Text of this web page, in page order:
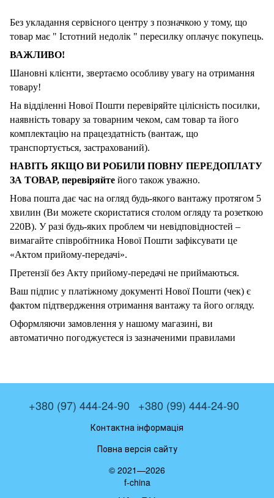
Без укладання сервісного центру з позначкою у тому, що
товар має " Істотний недолік " пересилку оплачує покупець.
ВАЖЛИВО!
Шановні клієнти, звертаємо особливу увагу на отримання
товару!
На відділенні Нової Пошти перевіряйте цілісність посилки,
наявність товару за товарним чеком, сам товар та його
комплектацію на працездатність (вантаж, що
транспортується, застрахований).
НАВІТЬ ЯКЩО ВИ РОБИЛИ ПОВНУ ПЕРЕДОПЛАТУ
ЗА ТОВАР, перевіряйте його також уважно.
Нова пошта дає час на огляд будь-якого вантажу протягом 5
хвилин (Ви можете скористатися столом огляду та розеткою
220В). У разі будь-яких проблем чи невідповідностей –
вимагайте співробітника Нової Пошти зафіксувати це
«Актом прийому-передачі».
Претензії без Акту прийому-передачі не приймаються.
Ваш підпис у платіжному документі Нової Пошти (чек) є
фактом підтвердження отримання вантажу та його огляду.
Оформляючи замовлення у нашому магазині, ви
автоматично погоджуєтеся із зазначеними правилами
+380 (97) 444-24-90 +380 (99) 444-24-90
Контактна інформація
Повна версія сайту
© 2021—2026
f-china